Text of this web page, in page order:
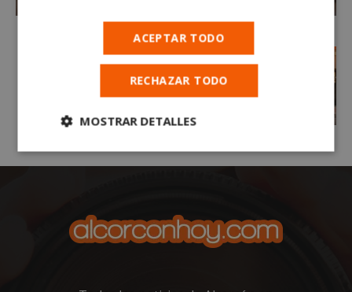
ACEPTAR TODO
RECHAZAR TODO
MOSTRAR DETALLES
Cookies
estrictamente
Cookies de
rendimiento
Cookies de
Cookies de
funcionalidad